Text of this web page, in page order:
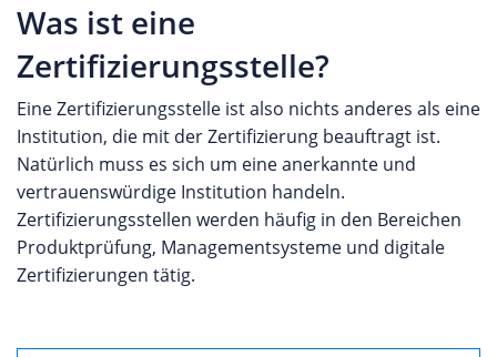
Was ist eine
Zertifizierungsstelle?
Eine Zertifizierungsstelle ist also nichts anderes als eine
Institution, die mit der Zertifizierung beauftragt ist.
Natürlich muss es sich um eine anerkannte und
vertrauenswürdige Institution handeln.
Zertifizierungsstellen werden häufig in den Bereichen
Produktprüfung, Managementsysteme und digitale
Zertifizierungen tätig.